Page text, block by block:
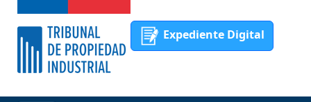
Expediente Digital